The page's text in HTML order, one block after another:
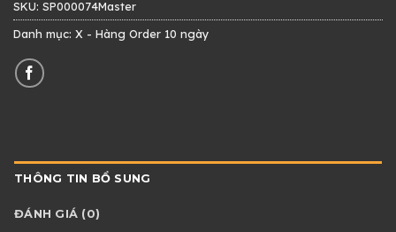
SKU: SP000074Master
Danh mục: X - Hàng Order 10 ngày
THÔNG TIN BỔ SUNG
ĐÁNH GIÁ (0)